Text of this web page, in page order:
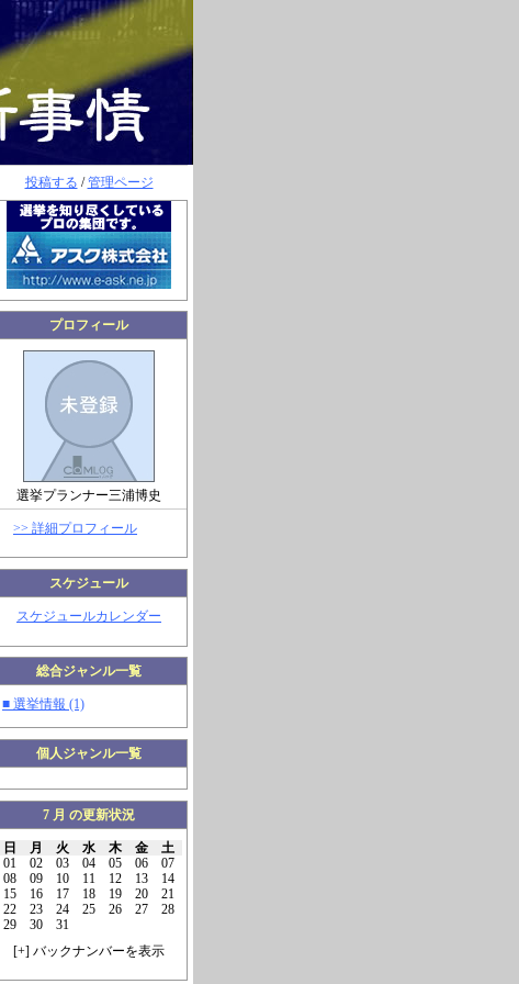
投稿する /管理ページ
プロフィール
選挙プランナー三浦博史
>> 詳細プロフィール
スケジュール
スケジュールカレンダー
総合ジャンル一覧
■ 選挙情報 (1)
個人ジャンル一覧
7 月 の更新状況
日 月 火 水 木 金
土
01
02 03 04 05 06
07
08
09 10 11 12 13
14
15
16 17 18 19 20
21
22
23 24 25 26 27
28
29
30
31
[+] バックナンバーを表示